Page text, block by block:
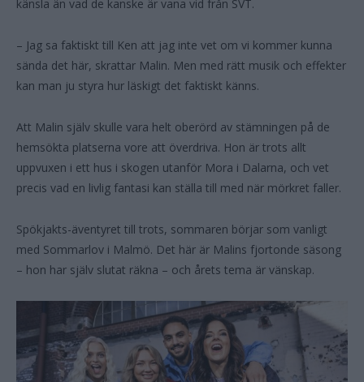
känsla än vad de kanske är vana vid från SVT.
– Jag sa faktiskt till Ken att jag inte vet om vi kommer kunna
sända det här, skrattar Malin. Men med rätt musik och effekter
kan man ju styra hur läskigt det faktiskt känns.
Att Malin själv skulle vara helt oberörd av stämningen på de
hemsökta platserna vore att överdriva. Hon är trots allt
uppvuxen i ett hus i skogen utanför Mora i Dalarna, och vet
precis vad en livlig fantasi kan ställa till med när mörkret faller.
Spökjakts-äventyret till trots, sommaren börjar som vanligt
med Sommarlov i Malmö. Det här är Malins fjortonde säsong
– hon har själv slutat räkna – och årets tema är vänskap.